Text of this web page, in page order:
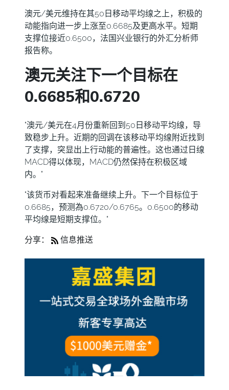
澳元/美元维持在其50日移动平均缐之上，积极的
动能指向进一步上涨至0.6685及更高水平。短期
支撑位接近0.6500，法国兴业银行的外汇分析师
报告称。
澳元关注下一个目标在
0.6685和0.6720
"澳元/美元在4月份重新回到50日移动平均缐，导
致稳步上升。近期的回调在该移动平均缐附近找到
了支撑，突显出上行动能的普遍性。这也通过日缐
MACD得以体现，MACD仍然保持在积极区域
内。"
"该货币对看起来准备继续上升。下一个目标位于
0.6685，预测為0.6720/0.6765。0.6500的移动
平均缐是短期支撑位。"
分享： 信息推送